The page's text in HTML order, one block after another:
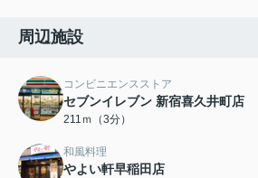
周辺施設
コンビニエンスストア
セブンイレブン 新宿喜久井町店
211ｍ（3分）
和風料理
やよい軒早稲田店